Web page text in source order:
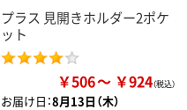
プラス 見開きホルダー2ポケ
ット
￥506 ￥924
お届け日：8月13日（木）